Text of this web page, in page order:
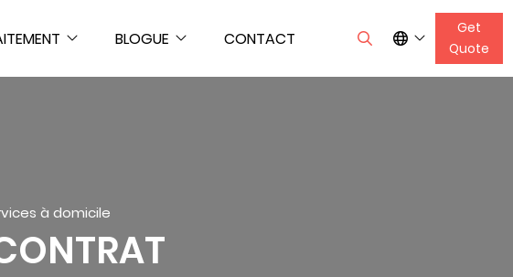
Get
Quote
BLOGUE CONTACT
à domicile